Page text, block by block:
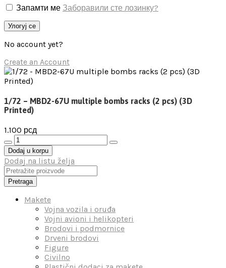
Запамти ме Заборавили сте лозинку?
Улогуј се
No account yet?
Create an Account
1/72 – MBD2-67U multiple bombs racks (2 pcs) (3D
Printed)
1.100 рсд
Dodaj u korpu
Dodaj na listu želja
Pretraga
Makete
Vojna vozila i oruđa
Vojni avioni i helikopteri
Brodovi i podmornice
Drveni brodovi
Figure
Civilno